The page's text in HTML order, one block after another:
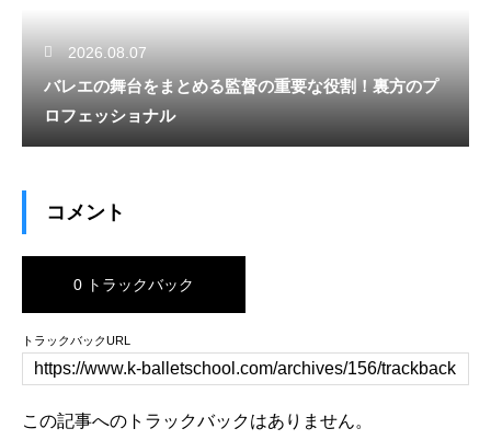
2026.08.07
バレエの舞台をまとめる監督の重要な役割！裏方のプ
ロフェッショナル
コメント
0 トラックバック
トラックバックURL
この記事へのトラックバックはありません。